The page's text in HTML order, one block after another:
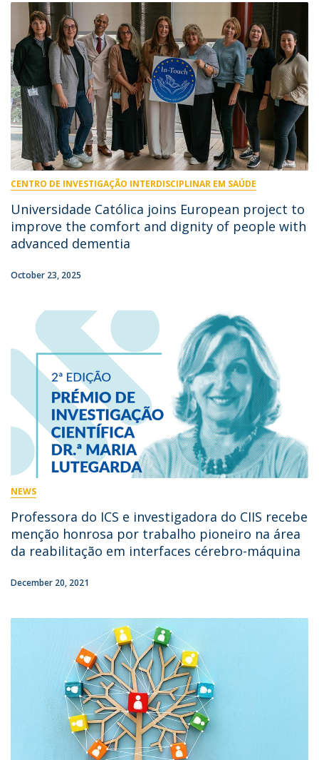
CENTRO DE INVESTIGAÇÃO INTERDISCIPLINAR EM SAÚDE
Universidade Católica joins European project to
improve the comfort and dignity of people with
advanced dementia
October 23, 2025
NEWS
Professora do ICS e investigadora do CIIS recebe
menção honrosa por trabalho pioneiro na área
da reabilitação em interfaces cérebro-máquina
December 20, 2021